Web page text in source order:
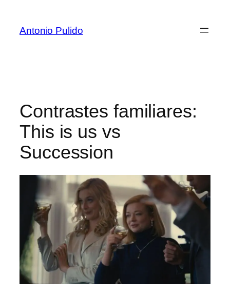
Antonio Pulido
Contrastes familiares:
This is us vs
Succession